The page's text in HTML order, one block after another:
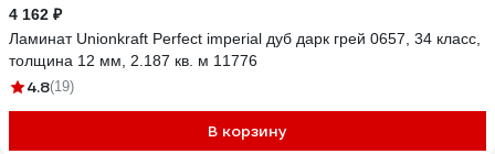
4 162 ₽
Ламинат Unionkraft Perfect imperial дуб дарк грей 0657, 34 класс,
толщина 12 мм, 2.187 кв. м 11776
4.8(19)
В корзину